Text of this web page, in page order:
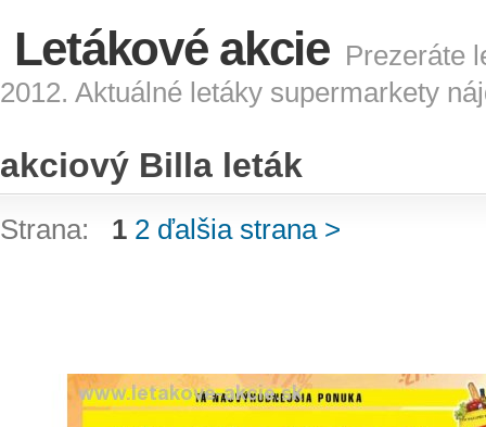
Letákové akcie Prezeráte
2012. Aktuálné letáky supermarkety
akciový Billa leták
Strana: 1 2 ďalšia strana >